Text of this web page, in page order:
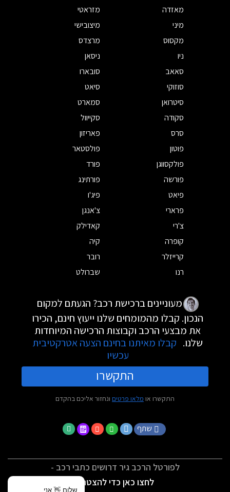
מאזדה
מזראטי
מיני
מיצובישי
מקסוס
מרצדס
ניו
ניסאן
סאאב
סובארו
סוזוקי
סיאט
סיטרואן
סמארט
סקודה
סקייוול
סרס
פאריזון
פוטון
פולסטאר
פולקסווגן
פורד
פורשה
פורתינג
פיאט
פיג'ו
פרארי
צ'אנגן
צ'רי
קאדילק
קופרה
קיה
קרייזלר
רובר
רנו
שברולט
מעוניינים ברכישת רכב? הגעתם למקום
הנכון. קבלו מהמומחים שלנו ייעוץ חינם, הכירו
את מבצעי הרכב וקבוצות הרכישה המיוחדות
שלנו. קבלו מאיתנו בחינם הצעה אטרקטיבית
עכשיו
התקשרו
התקשרו או מלאו פרטים ונחזור אליכם בהקדם
שתף
לפורטל הרכב גיר דרושים כתבי רכב -
לחצו כאן כדי להצטרף
שלום 👋 אני